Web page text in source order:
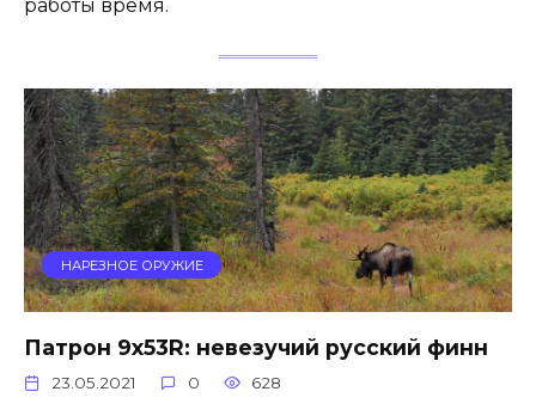
работы время.
НАРЕЗНОЕ ОРУЖИЕ
Патрон 9х53R: невезучий русский финн
23.05.2021 0 628